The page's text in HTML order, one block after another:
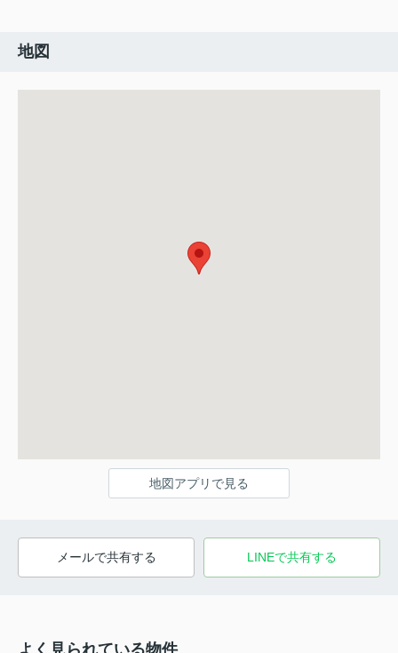
地図
地図アプリで見る
メールで共有する LINEで共有する